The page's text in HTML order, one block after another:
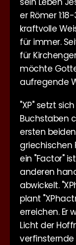
er Römer
kraftvolle
für immer.
für
möchte
aufregende
"XP" setzt
Buchstaben
ersten
griechischen
ein "Factor"
anderen
abwickelt.
plant
erreichen. Er
Licht der
verfinsternde